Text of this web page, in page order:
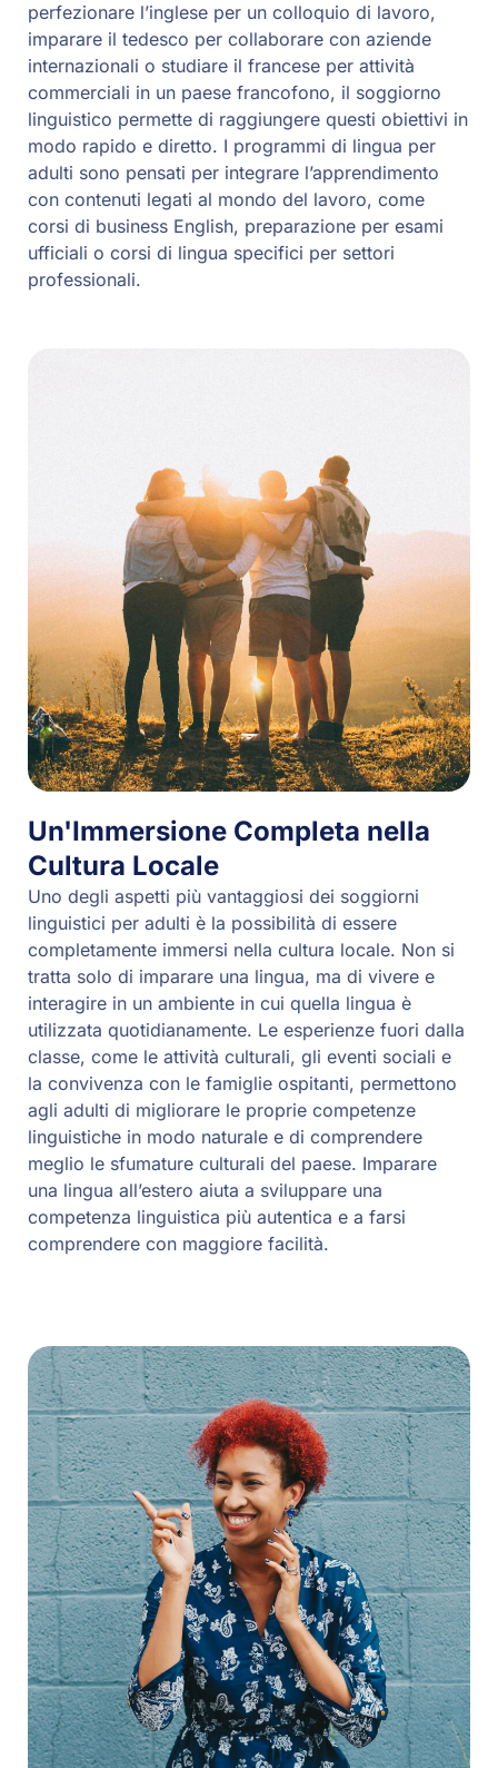
perfezionare l’inglese per un colloquio di lavoro,
imparare il tedesco per collaborare con aziende
internazionali o studiare il francese per attività
commerciali in un paese francofono, il soggiorno
linguistico permette di raggiungere questi obiettivi in
modo rapido e diretto. I programmi di lingua per
adulti sono pensati per integrare l’apprendimento
con contenuti legati al mondo del lavoro, come
corsi di business English, preparazione per esami
ufficiali o corsi di lingua specifici per settori
professionali.
Un'Immersione Completa nella
Cultura Locale
Uno degli aspetti più vantaggiosi dei soggiorni
linguistici per adulti è la possibilità di essere
completamente immersi nella cultura locale. Non si
tratta solo di imparare una lingua, ma di vivere e
interagire in un ambiente in cui quella lingua è
utilizzata quotidianamente. Le esperienze fuori dalla
classe, come le attività culturali, gli eventi sociali e
la convivenza con le famiglie ospitanti, permettono
agli adulti di migliorare le proprie competenze
linguistiche in modo naturale e di comprendere
meglio le sfumature culturali del paese. Imparare
una lingua all’estero aiuta a sviluppare una
competenza linguistica più autentica e a farsi
comprendere con maggiore facilità.